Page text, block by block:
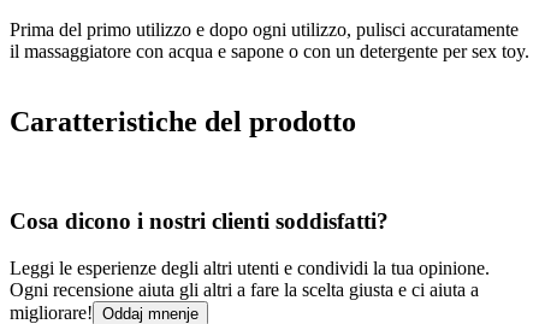
Prima del primo utilizzo e dopo ogni utilizzo, pulisci accuratamente
il massaggiatore con acqua e sapone o con un detergente per sex toy.
Caratteristiche del prodotto
Cosa dicono i nostri clienti soddisfatti?
Leggi le esperienze degli altri utenti e condividi la tua opinione.
Ogni recensione aiuta gli altri a fare la scelta giusta e ci aiuta a
migliorare! Oddaj mnenje